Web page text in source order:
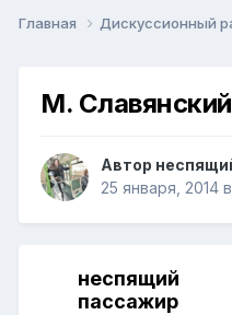
Главная Дискуссионный
М.
Автор
25 января, 2014 в
неспящий
пассажир